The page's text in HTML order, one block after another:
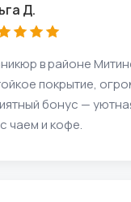
Д.
в районе
покрытие,
бонус —
чаем и кофе.